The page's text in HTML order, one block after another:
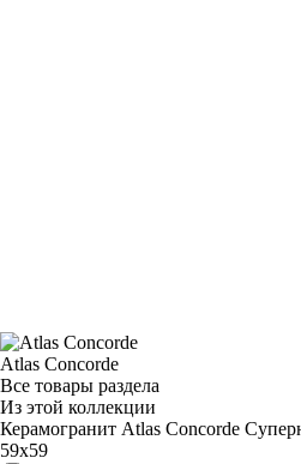
Atlas Concorde
Все товары раздела
Из этой коллекции
Керамогранит Atlas Concorde
59х59